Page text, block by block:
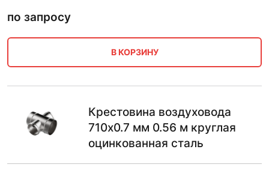
по запросу
В КОРЗИНУ
Крестовина воздуховода
710х0.7 мм 0.56 м круглая
оцинкованная сталь